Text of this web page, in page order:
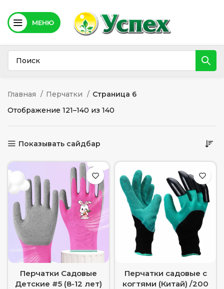
МЕНЮ
Главная Перчатки
Страница 6
Отображение 121–140 из 140
Показывать сайдбар
Перчатки Садовые
Детские #5 (8-12 лет)
Перчатки садовые с
когтями (Китай) /200